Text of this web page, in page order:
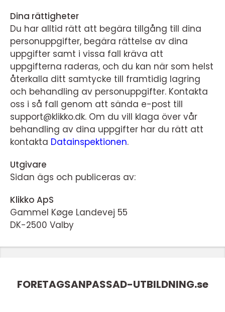
Dina rättigheter
Du har alltid rätt att begära tillgång till dina
personuppgifter, begära rättelse av dina
uppgifter samt i vissa fall kräva att
uppgifterna raderas, och du kan när som helst
återkalla ditt samtycke till framtidig lagring
och behandling av personuppgifter. Kontakta
oss i så fall genom att sända e-post till
support@klikko.dk. Om du vill klaga över vår
behandling av dina uppgifter har du rätt att
kontakta Datainspektionen.
Utgivare
Sidan ägs och publiceras av:
Klikko ApS
Gammel Køge Landevej 55
DK-2500 Valby
FORETAGSANPASSAD-UTBILDNING.se